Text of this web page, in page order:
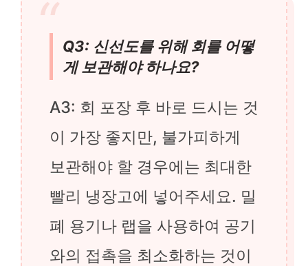
Q3: 신선도를 위해 회를 어떻
게 보관해야 하나요?
A3: 회 포장 후 바로 드시는 것
이 가장 좋지만, 불가피하게
보관해야 할 경우에는 최대한
빨리 냉장고에 넣어주세요. 밀
폐 용기나 랩을 사용하여 공기
와의 접촉을 최소화하는 것이